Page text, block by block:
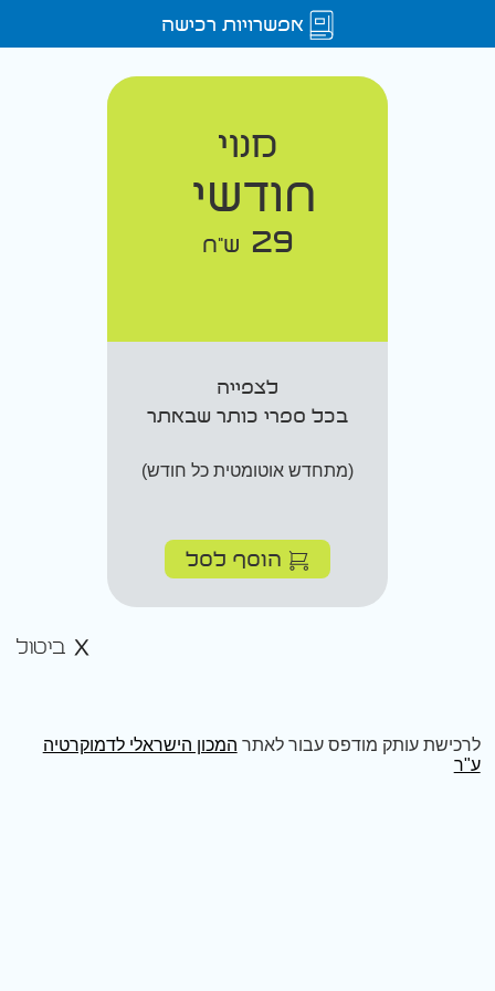
אפשרויות רכישה
מנוי
חודשי
29 ש"ח
לצפייה
בכל ספרי כותר שבאתר
(מתחדש אוטומטית כל חודש)
הוסף לסל
ביטול
לרכישת עותק מודפס עבור לאתר המכון הישראלי לדמוקרטיה
ע"ר